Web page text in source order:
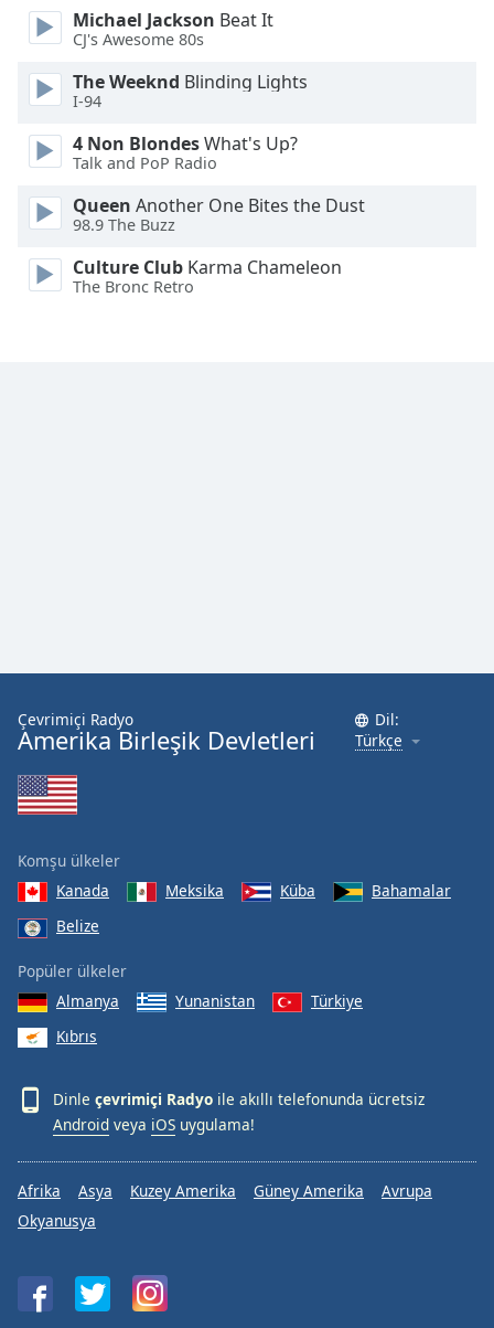
Modal
Dialog
dialog
window.
Michael Jackson Beat It
CJ's Awesome 80s
The Weeknd Blinding Lights
I-94
4 Non BlondesWhat's Up?
Talk and PoP Radio
Queen Another One Bites the Dust
98.9 The Buzz
Culture Club Karma Chameleon
The Bronc Retro
Çevrimiçi Radyo
Amerika Birleşik Devletleri
Dil:
Türkçe
Komşu ülkeler
Kanada
Meksika Küba
Bahamalar
Belize
Popüler ülkeler
Almanya
Yunanistan
Türkiye
Kıbrıs
Dinle çevrimiçi Radyo ile akıllı telefonunda ücretsiz
Android veya iOS uygulama!
Afrika Asya Kuzey Amerika Güney Amerika
Avrupa
Okyanusya